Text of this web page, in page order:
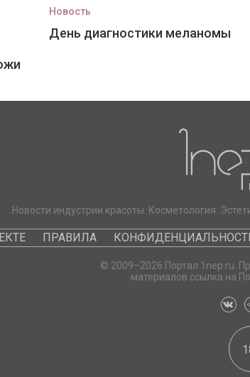
Новость
День диагностики меланомы
Новости индустрии красоты. Косметология.
ПРАВИЛА
© 2009–2026 Портал 1nep.ru.
материалов ссылка на